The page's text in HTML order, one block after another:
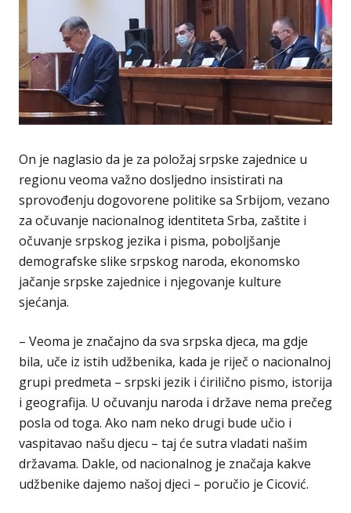
On je naglasio da je za položaj srpske zajednice u
regionu veoma važno dosljedno insistirati na
sprovođenju dogovorene politike sa Srbijom, vezano
za očuvanje nacionalnog identiteta Srba, zaštite i
očuvanje srpskog jezika i pisma, poboljšanje
demografske slike srpskog naroda, ekonomsko
jačanje srpske zajednice i njegovanje kulture
sjećanja.
– Veoma je značajno da sva srpska djeca, ma gdje
bila, uče iz istih udžbenika, kada je riječ o nacionalnoj
grupi predmeta – srpski jezik i ćirilično pismo, istorija
i geografija. U očuvanju naroda i države nema prečeg
posla od toga. Ako nam neko drugi bude učio i
vaspitavao našu djecu – taj će sutra vladati našim
državama. Dakle, od nacionalnog je značaja kakve
udžbenike dajemo našoj djeci – poručio je Cicović.